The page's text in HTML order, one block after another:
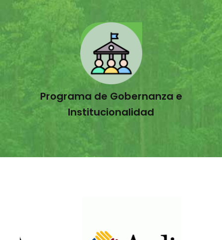
Programa de Gobernanza e
Institucionalidad
Nuestros Socios